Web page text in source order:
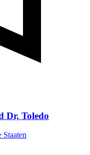
Dr, Toledo
Staaten